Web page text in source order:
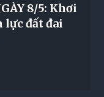
8/5: Khơi
lực đất đai